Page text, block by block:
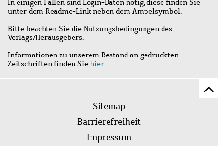
In einigen Fällen sind Login-Daten nötig, diese finden Sie
unter dem Readme-Link neben dem Ampelsymbol.
Bitte beachten Sie die Nutzungsbedingungen des
Verlags/Herausgebers.
Informationen zu unserem Bestand an gedruckten
Zeitschriften finden Sie hier.
Fußleistenmenü
Sitemap
Barrierefreiheit
Impressum